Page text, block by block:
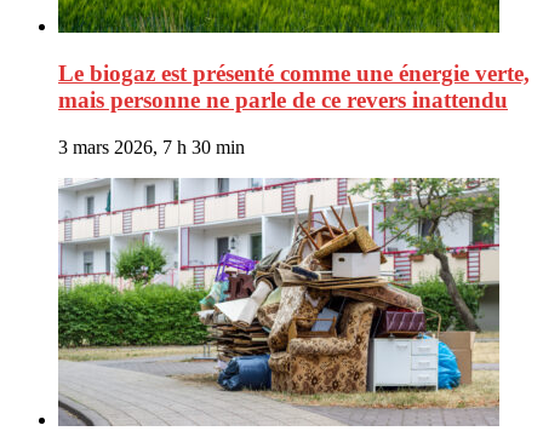
Le biogaz est présenté comme une énergie verte,
mais personne ne parle de ce revers inattendu
3 mars 2026, 7 h 30 min